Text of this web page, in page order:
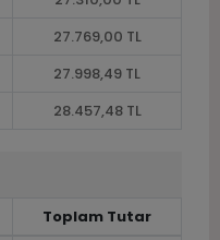
27.769,00 TL
27.998,49 TL
28.457,48 TL
Toplam Tutar